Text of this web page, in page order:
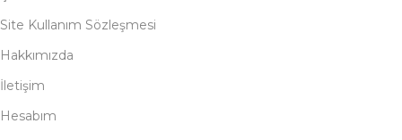
Site Kullanım Sözleşmesi
Hakkımızda
İletişim
Hesabım